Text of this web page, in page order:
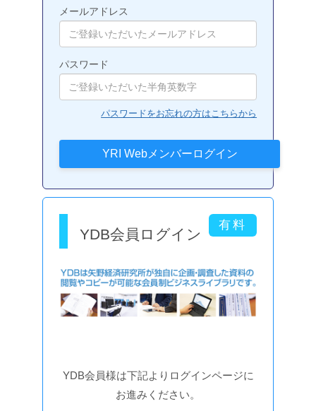
メールアドレス
パスワード
パスワードをお忘れの方はこちらから
YDB会員ログイン
YDB会員様は下記よりログインページに
お進みください。